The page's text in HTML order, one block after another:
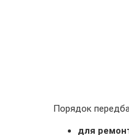
Порядок
для